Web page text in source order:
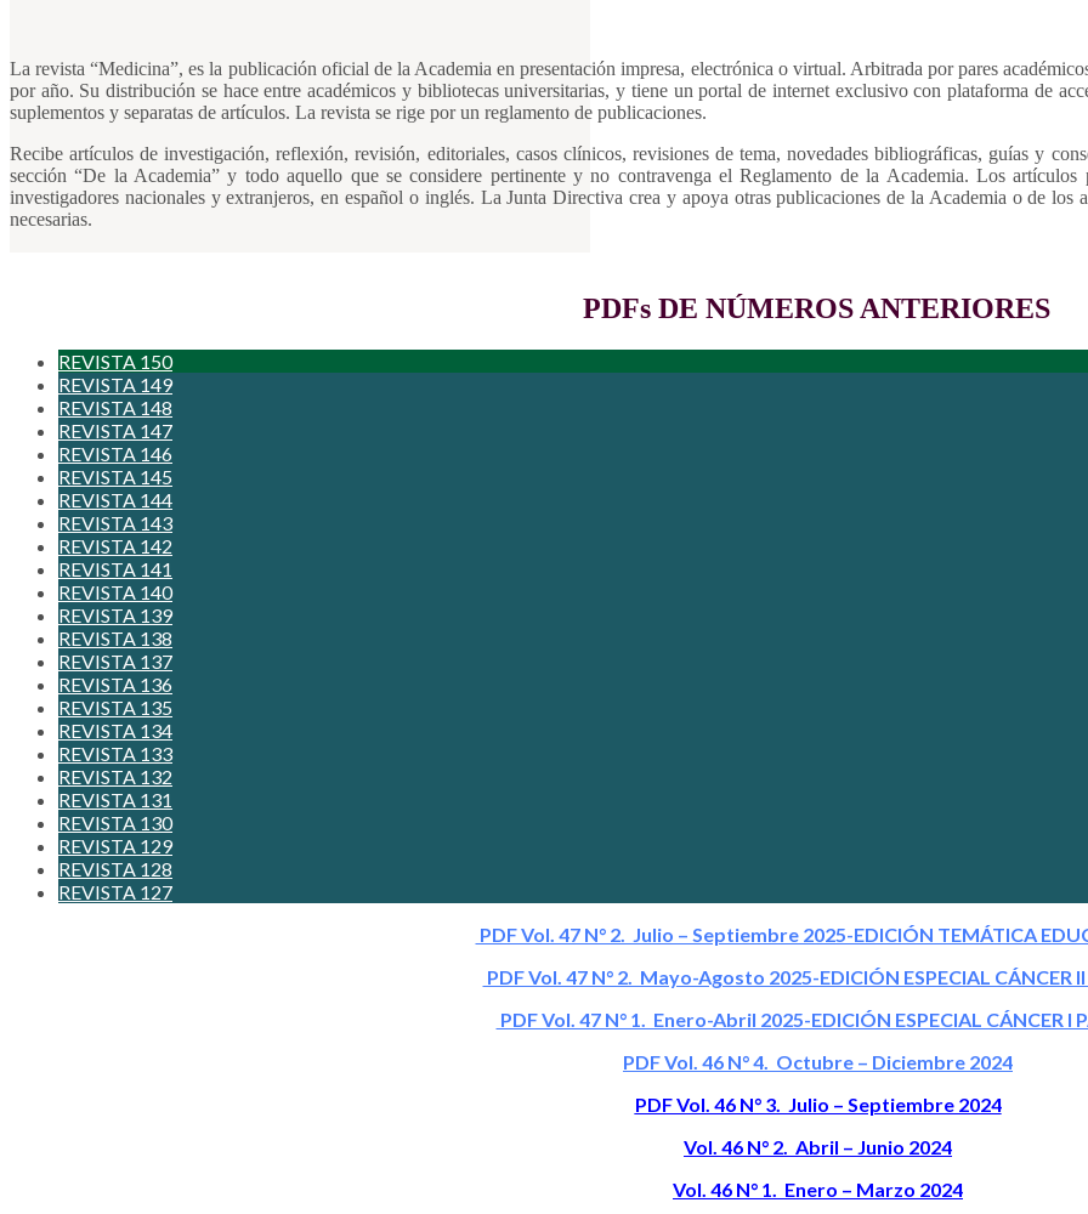
La revista “Medicina”, es la publicación oficial de la Academia en presentación impresa, electrónica o virtual. Arbitrada por pares
por año. Su distribución se hace entre académicos y bibliotecas universitarias, y tiene un portal de internet exclusivo con plataforma de
suplementos y separatas de artículos. La revista se rige por un reglamento de publicaciones.
Recibe artículos de investigación, reflexión, revisión, editoriales, casos clínicos, revisiones de tema, novedades bibliográficas, guías y
sección “De la Academia” y todo aquello que se considere pertinente y no contravenga el Reglamento de la Academia. Los artículos
investigadores nacionales y extranjeros, en español o inglés. La Junta Directiva crea y apoya otras publicaciones de la Academia o de los
necesarias.
PDFs DE NÚMEROS ANTERIORES
REVISTA 150
REVISTA 149
REVISTA 148
REVISTA 147
REVISTA 146
REVISTA 145
REVISTA 144
REVISTA 143
REVISTA 142
REVISTA 141
REVISTA 140
REVISTA 139
REVISTA 138
REVISTA 137
REVISTA 136
REVISTA 135
REVISTA 134
REVISTA 133
REVISTA 132
REVISTA 131
REVISTA 130
REVISTA 129
REVISTA 128
REVISTA 127
PDF Vol. 47 N° 2. Julio – Septiembre 2025-EDICIÓN TEMÁTICA
PDF Vol. 47 N° 2. Mayo-Agosto 2025-EDICIÓN ESPECIAL CÁNCER II
PDF Vol. 47 N° 1. Enero-Abril 2025-EDICIÓN ESPECIAL CÁNCER I
PDF Vol. 46 N° 4. Octubre – Diciembre 2024
PDF Vol. 46 N° 3. Julio – Septiembre 2024
Vol. 46 N° 2. Abril – Junio 2024
Vol. 46 N° 1. Enero – Marzo 2024